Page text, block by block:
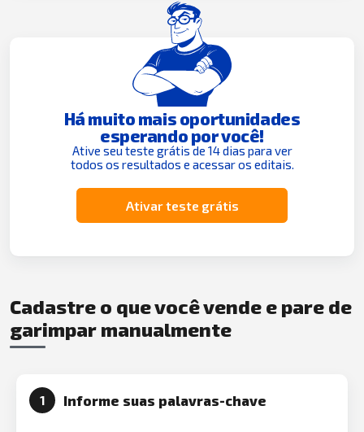
Há muito mais oportunidades
esperando por você!
Ative seu teste grátis de 14 dias para ver
todos os resultados e acessar os editais.
Ativar teste grátis
Cadastre o que você vende e pare de
garimpar manualmente
1 Informe suas palavras-chave